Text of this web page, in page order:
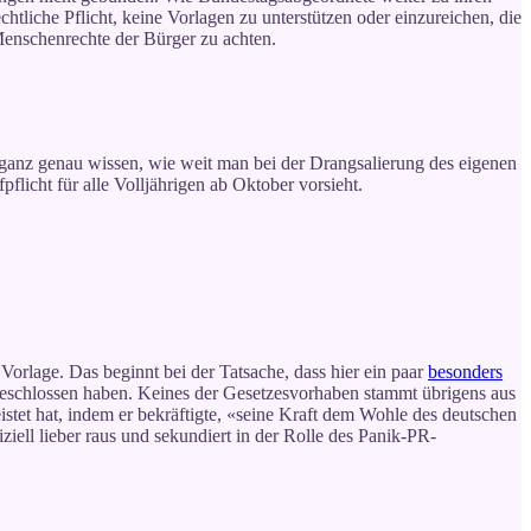
Pflicht, keine Vorlagen zu unterstützen oder einzureichen, die
der Bürger zu achten.
genau wissen, wie weit man bei der Drangsalierung des eigenen
für alle Volljährigen ab Oktober vorsieht.
Das beginnt bei der Tatsache, dass hier ein paarbesonders
haben. Keines der Gesetzesvorhaben stammt übrigens aus
hat, indem er bekräftigte, «seine Kraft dem Wohle des deutschen
lieber raus und sekundiert in der Rolle des Panik-PR-